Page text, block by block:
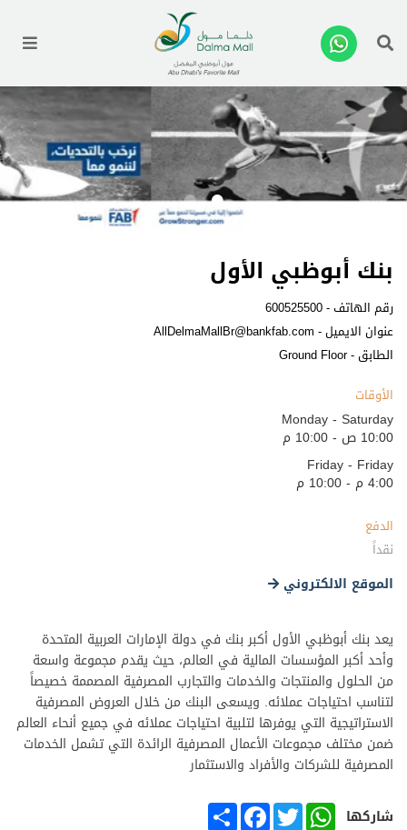
بنك أبوظبي الأول
رقم الهاتف -600525500
عنوان الايميل - AllDelmaMallBr@bankfab.com
الطابق - Ground Floor
الأوقات
Monday - Saturday
10:00 ص - 10:00 م
Friday - Friday
4:00 م - 10:00 م
الدفع
نقداً
الموقع الالكتروني
يعد بنك أبوظبي الأول أكبر بنك في دولة الإمارات العربية المتحدة
وأحد أكبر المؤسسات المالية في العالم، حيث يقدم مجموعة واسعة
من الحلول والمنتجات والخدمات والتجارب المصرفية المصممة خصيصاً
لتناسب احتياجات عملائه. ويسعى البنك من خلال العروض المصرفية
الاستراتيجية التي يوفرها لتلبية احتياجات عملائه في جميع أنحاء العالم
ضمن مختلف مجموعات الأعمال المصرفية الرائدة التي تشمل الخدمات
المصرفية للشركات والأفراد والاستثمار
شاركها SHARE
FACEBOOKTWITTER
WHATSAPP